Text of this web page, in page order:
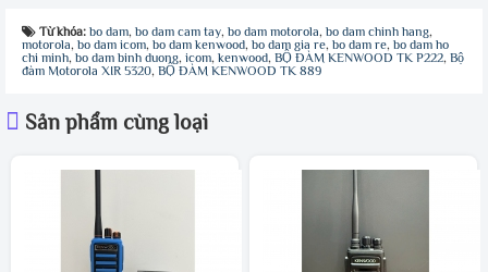
Từ khóa: bo dam, bo dam cam tay, bo dam motorola, bo dam chinh hang,
motorola, bo dam icom, bo dam kenwood, bo dam gia re, bo dam re, bo dam ho
chi minh, bo dam binh duong, icom, kenwood, BỘ ĐÀM KENWOOD TK P222, Bộ
đàm Motorola XIR 5320, BỘ ĐÀM KENWOOD TK 889
Sản phẩm cùng loại